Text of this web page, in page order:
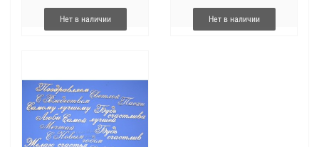
Нет в наличии Нет в наличии